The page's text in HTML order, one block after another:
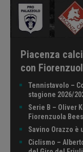
Piacenza
con
Tennistavolo –
stagione 2026/
Serie B – Oliver
Fiorenzuola Bees
Savino Orazzo
Ciclismo –